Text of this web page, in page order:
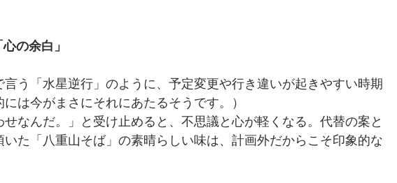
の余白」
う「水星逆行」のように、予定変更や行き違いが起きやすい時期
は今がまさにそれにあたるそうです。）
なんだ。」と受け止めると、不思議と心が軽くなる。代替の案と
いた「八重山そば」の素晴らしい味は、計画外だからこそ印象的な